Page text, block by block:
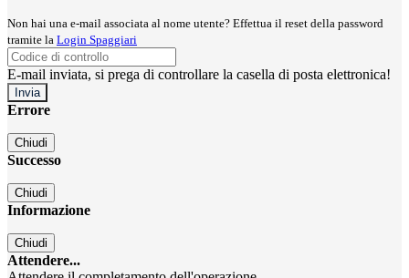
Non hai una e-mail associata al nome utente? Effettua il reset della password
tramite la Login Spaggiari
E-mail inviata, si prega di controllare la casella di posta elettronica!
Errore
Chiudi
Successo
Chiudi
Informazione
Chiudi
Attendere...